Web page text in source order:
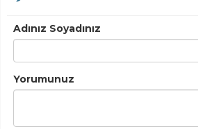
Adınız Soyadınız
Yorumunuz